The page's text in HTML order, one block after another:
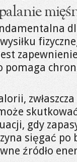
pomaga
gdy
sięgać po
źródło